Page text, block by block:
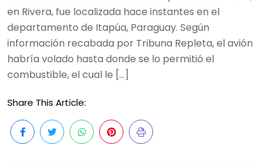
en Rivera, fue localizada hace instantes en el
departamento de Itapúa, Paraguay. Según
información recabada por Tribuna Repleta, el avión
habría volado hasta donde se lo permitió el
combustible, el cual le […]
Share This Article: